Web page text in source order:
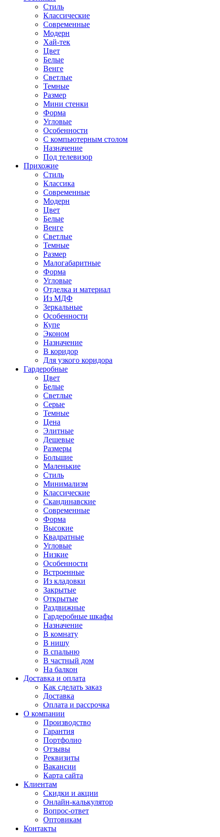
Стиль
Классические
Современные
Модерн
Хай-тек
Цвет
Белые
Венге
Светлые
Темные
Размер
Мини стенки
Форма
Угловые
Особенности
С компьютерным столом
Назначение
Под телевизор
Прихожие
Стиль
Классика
Современные
Модерн
Цвет
Белые
Венге
Светлые
Темные
Размер
Малогабаритные
Форма
Угловые
Отделка и материал
Из МДФ
Зеркальные
Особенности
Купе
Эконом
Назначение
В коридор
Для узкого коридора
Гардеробные
Цвет
Белые
Светлые
Серые
Темные
Цена
Элитные
Дешевые
Размеры
Большие
Маленькие
Стиль
Минимализм
Классические
Скандинавские
Современные
Форма
Высокие
Квадратные
Угловые
Низкие
Особенности
Встроенные
Из кладовки
Закрытые
Открытые
Раздвижные
Гардеробные шкафы
Назначение
В комнату
В нишу
В спальню
В частный дом
На балкон
Доставка и оплата
Как сделать заказ
Доставка
Оплата и рассрочка
О компании
Производство
Гарантия
Портфолио
Отзывы
Реквизиты
Вакансии
Карта сайта
Клиентам
Скидки и акции
Онлайн-калькулятор
Вопрос-ответ
Оптовикам
Контакты